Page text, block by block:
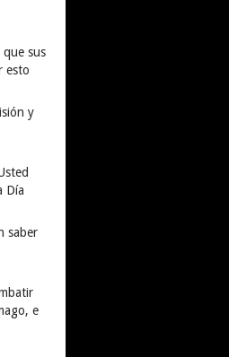
que sus
esto
y
Día
saber
e